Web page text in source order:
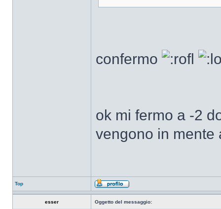
confermo
ok mi fermo a -2
vengono in
Top
esser Oggetto del messaggio: